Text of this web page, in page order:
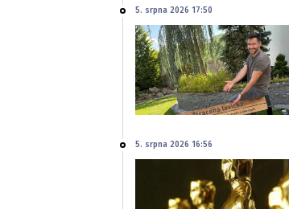
5. srpna 2026 17:50
5. srpna 2026 16:56